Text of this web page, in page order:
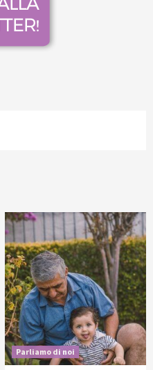
Parliamo di noi